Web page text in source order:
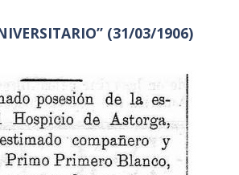
(31/03/1906)